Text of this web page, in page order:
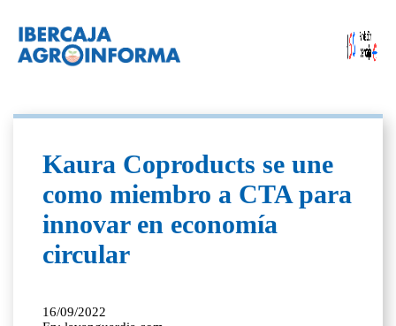
Kaura Coproducts se une
como miembro a CTA para
innovar en economía
circular
16/09/2022